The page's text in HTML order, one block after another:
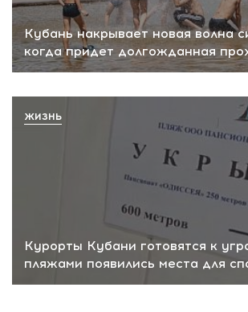
Кубань накрывает новая волна
когда придет долгожданная
Курорты Кубани готовятся к
пляжами появились места для
ЖИЗНЬ